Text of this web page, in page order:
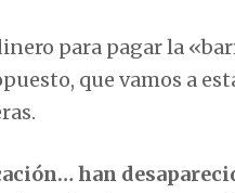
para pagar la
que vamos a
han